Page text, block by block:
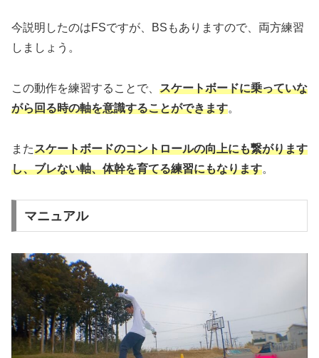
今説明したのはFSですが、BSもありますので、両方練習
しましょう。
この動作を練習することで、 スケートボードに乗っていな
がら回る時の軸を意識することができます。
またスケートボードのコントロールの向上にも繋がります
し、ブレない軸、体幹を育てる練習にもなります。
マニュアル